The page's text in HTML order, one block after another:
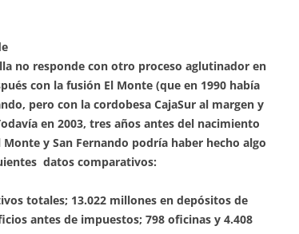
no responde con otro proceso aglutinador en
con la fusión El Monte (que en 1990 había
pero con la cordobesa CajaSur al margen y
en 2003, tres años antes del nacimiento
y San Fernando podría haber hecho algo
datos comparativos:
totales; 13.022 millones en depósitos de
antes de impuestos; 798 oficinas y 4.408